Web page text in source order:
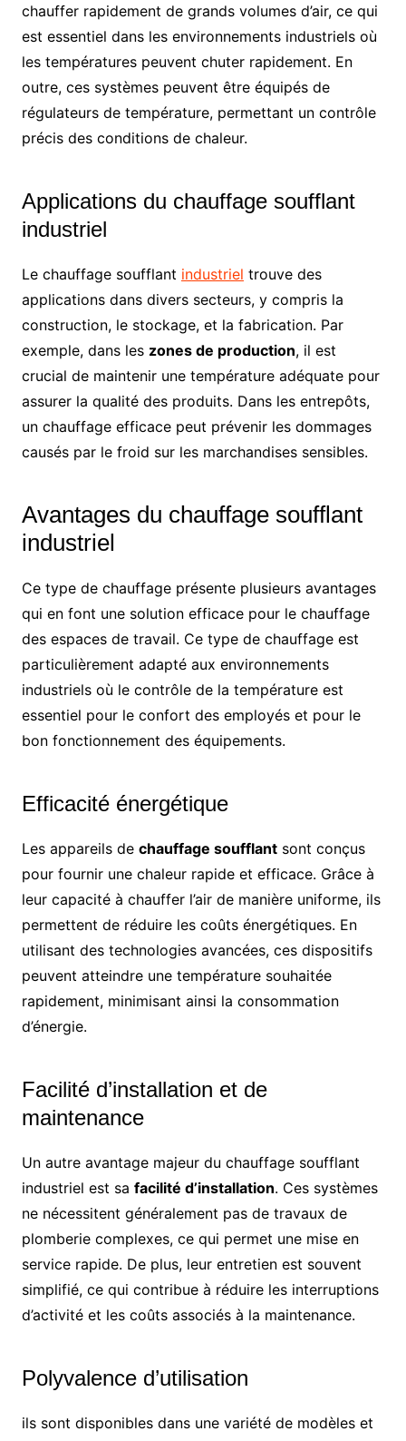
chauffer rapidement de grands volumes d’air, ce qui
est essentiel dans les environnements industriels où
les températures peuvent chuter rapidement. En
outre, ces systèmes peuvent être équipés de
régulateurs de température, permettant un contrôle
précis des conditions de chaleur.
Applications du chauffage soufflant
industriel
Le chauffage soufflant industriel trouve des
applications dans divers secteurs, y compris la
construction, le stockage, et la fabrication. Par
exemple, dans les zones de production, il est
crucial de maintenir une température adéquate pour
assurer la qualité des produits. Dans les entrepôts,
un chauffage efficace peut prévenir les dommages
causés par le froid sur les marchandises sensibles.
Avantages du chauffage soufflant
industriel
Ce type de chauffage présente plusieurs avantages
qui en font une solution efficace pour le chauffage
des espaces de travail. Ce type de chauffage est
particulièrement adapté aux environnements
industriels où le contrôle de la température est
essentiel pour le confort des employés et pour le
bon fonctionnement des équipements.
Efficacité énergétique
Les appareils de chauffage soufflantsont conçus
pour fournir une chaleur rapide et efficace. Grâce à
leur capacité à chauffer l’air de manière uniforme, ils
permettent de réduire les coûts énergétiques. En
utilisant des technologies avancées, ces dispositifs
peuvent atteindre une température souhaitée
rapidement, minimisant ainsi la consommation
d’énergie.
Facilité d’installation et de
maintenance
Un autre avantage majeur du chauffage soufflant
industriel est sa facilité d’installation. Ces systèmes
ne nécessitent généralement pas de travaux de
plomberie complexes, ce qui permet une mise en
service rapide. De plus, leur entretien est souvent
simplifié, ce qui contribue à réduire les interruptions
d’activité et les coûts associés à la maintenance.
Polyvalence d’utilisation
ils sont disponibles dans une variété de modèles et